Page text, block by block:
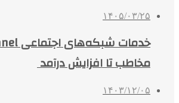
۱۴۰۵/۰۳/۲۵
مخاطب تا افزایش درآمد
۱۴۰۳/۱۲/۰۵